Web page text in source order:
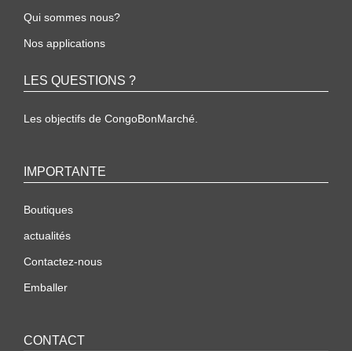
Qui sommes nous?
Nos applications
LES QUESTIONS ?
Les objectifs de CongoBonMarché.
IMPORTANTE
Boutiques
actualités
Contactez-nous
Emballer
CONTACT